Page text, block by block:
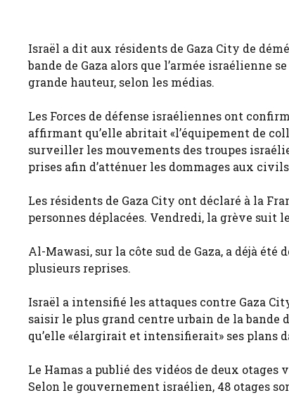
Israël a dit aux résidents de Gaza City de
bande de Gaza alors que l’armée israélienne
grande hauteur, selon les médias.
Les Forces de défense israéliennes ont
affirmant qu’elle abritait «l’équipement de
surveiller les mouvements des troupes
prises afin d’atténuer les dommages aux
Les résidents de Gaza City ont déclaré à la
personnes déplacées. Vendredi, la grève suit
Al-Mawasi, sur la côte sud de Gaza, a déjà
plusieurs reprises.
Israël a intensifié les attaques contre Gaza
saisir le plus grand centre urbain de la bande
qu’elle «élargirait et intensifierait» ses plans
Le Hamas a publié des vidéos de deux otages
Selon le gouvernement israélien, 48 otages